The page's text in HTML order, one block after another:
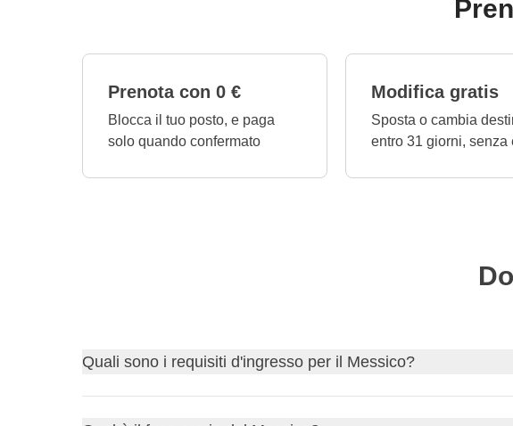
Prenota con 0 €
Blocca il tuo posto, e paga
solo quando confermato
Modifica gratis
Sposta o cambia
entro 31 giorni, senza
Quali sono i requisiti d'ingresso per il Messico?
Scopri i requisiti d'ingresso per Messico